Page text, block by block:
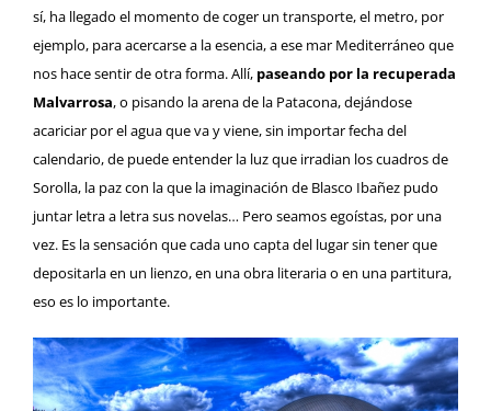
sí, ha llegado el momento de coger un transporte,el metro, por
ejemplo, para acercarse a la esencia, a ese mar Mediterráneo que
nos hace sentir de otra forma. Allí, paseando por la recuperada
Malvarrosa, o pisando la arena de la Patacona, dejándose
acariciar por el agua que va y viene, sin importar fecha del
calendario, de puede entender la luz que irradian los cuadros de
Sorolla, la paz con la que la imaginación de Blasco Ibañez pudo
juntar letra a letra sus novelas… Pero seamos egoístas, por una
vez. Es la sensación que cada uno capta del lugar sin tener que
depositarla en un lienzo, en una obra literaria o en una partitura,
eso es lo importante.